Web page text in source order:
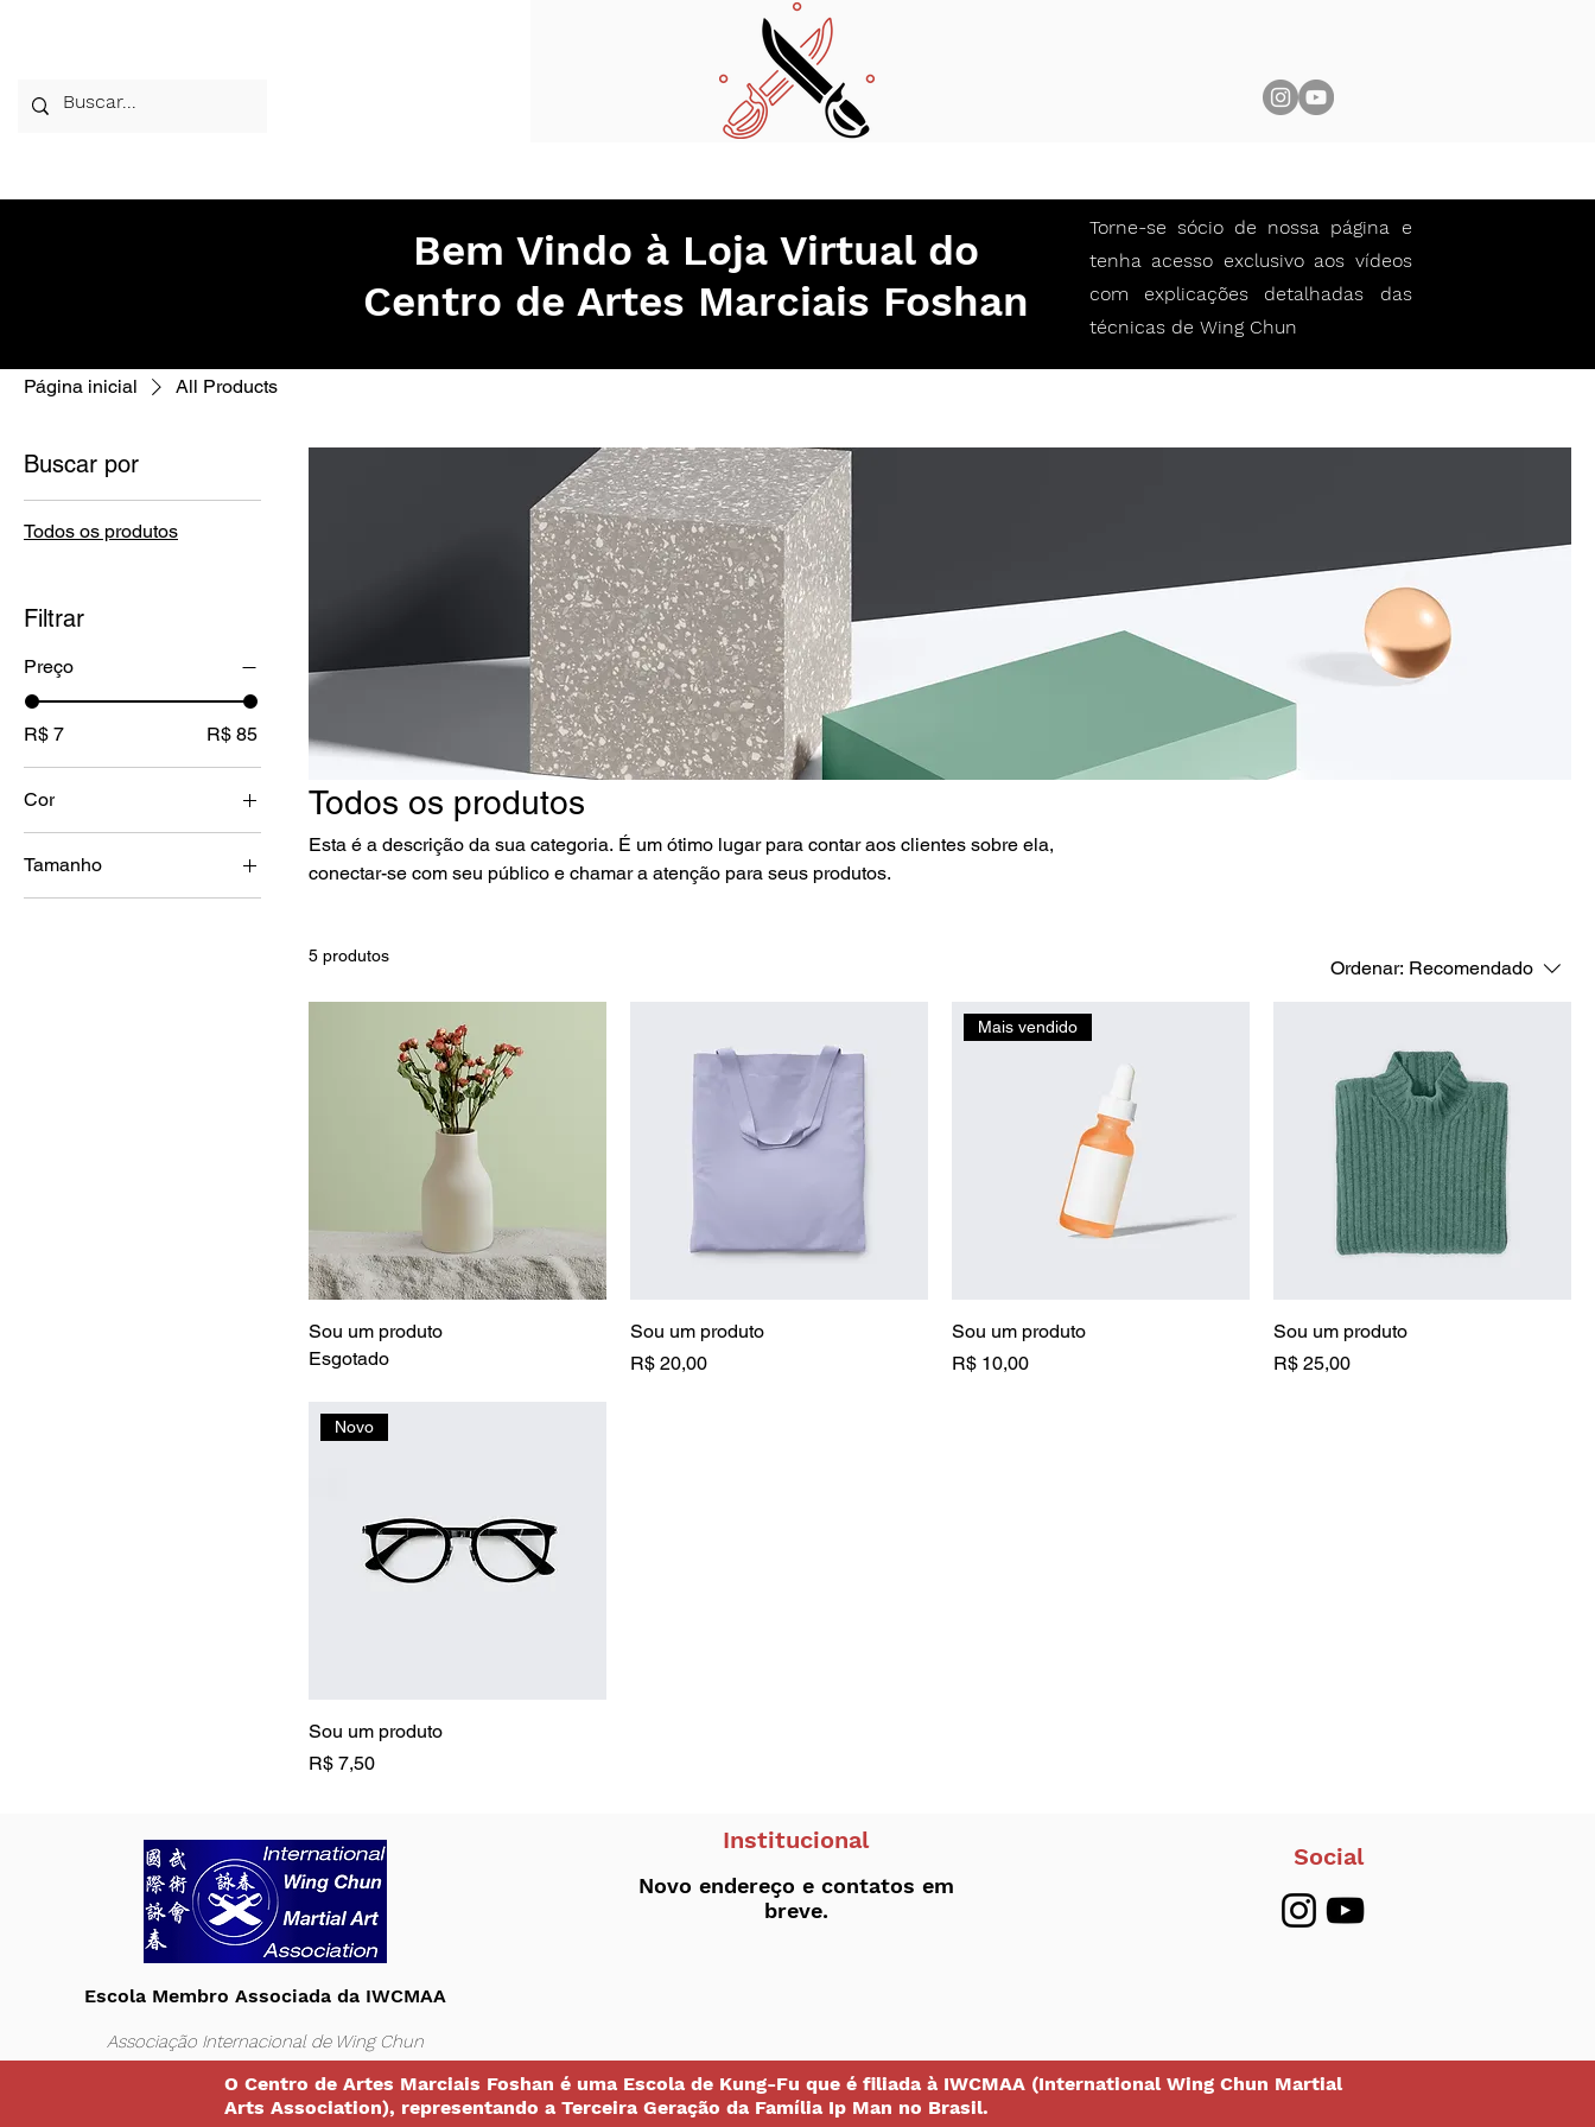
Bem Vindo à Loja Virtual do
Centro de Artes Marciais Foshan
Torne-se sócio de nossa página e
tenha acesso exclusivo aos vídeos
com explicações detalhadas das
técnicas de Wing Chun
Página inicial All Products
Buscar por
Todos os produtos
Filtrar
Preço
R$ 7 R$ 85
Cor
Tamanho
Large
Todos os produtos
Esta é a descrição da sua categoria. É um ótimo lugar para contar aos clientes sobre ela,
conectar-se com seu público e chamar a atenção para seus produtos.
5 produtos
Ordenar: Recomendado
Sou um produto
Esgotado
Sou um produto
Preço
R$ 20,00
Mais vendido
Sou um produto
Preço
R$ 10,00
Sou um produto
Preço
R$ 25,00
Novo
Sou um produto
Preço
R$ 7,50
Escola Membro Associada da IWCMAA
Associação Internacional de Wing Chun
Institucional
Novo endereço e contatos em
breve.
Social
O Centro de Artes Marciais Foshan é uma Escola de Kung-Fu que é filiada à IWCMAA (International Wing Chun Martial
Arts Association), representando a Terceira Geração da Família Ip Man no Brasil.